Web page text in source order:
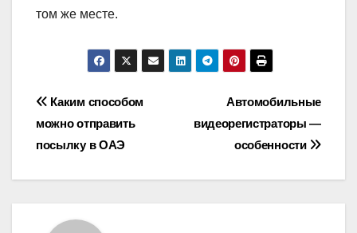
том же месте.
Навигация
по
записям
Автомобильные
видеорегистраторы —
особенности
Каким способом
можно отправить
посылку в ОАЭ